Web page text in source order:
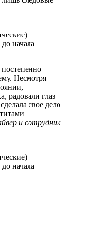
начала
Несмотря
радовали глаз
свое дело
и сотрудник
начала